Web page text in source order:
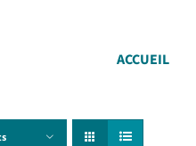
ACCUEIL